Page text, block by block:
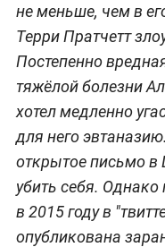
не меньше, чем в
Терри Пратчетт
Постепенно
тяжёлой болезни
хотел медленно
для него
открытое письмо в
убить себя. Однако
в 2015 году в
опубликована